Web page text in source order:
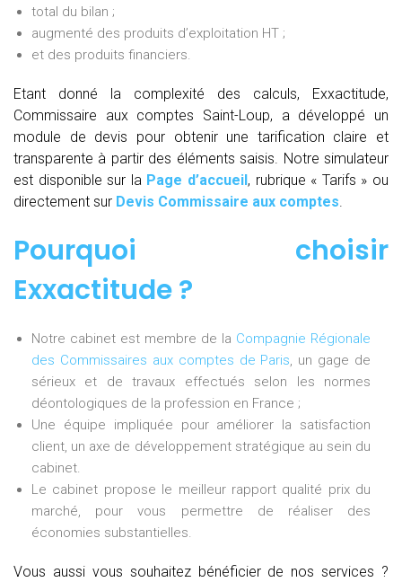
total du bilan ;
augmenté des produits d’exploitation HT ;
et des produits financiers.
Etant donné la complexité des calculs, Exxactitude,
Commissaire aux comptes Saint-Loup, a développé un
module de devis pour obtenir une tarification claire et
transparente à partir des éléments saisis. Notre simulateur
est disponible sur la Page d’accueil, rubrique « Tarifs » ou
directement sur Devis Commissaire aux comptes.
Pourquoi choisir
Exxactitude ?
Notre cabinet est membre de la Compagnie Régionale
des Commissaires aux comptes de Paris, un gage de
sérieux et de travaux effectués selon les normes
déontologiques de la profession en France ;
Une équipe impliquée pour améliorer la satisfaction
client, un axe de développement stratégique au sein du
cabinet.
Le cabinet propose le meilleur rapport qualité prix du
marché, pour vous permettre de réaliser des
économies substantielles.
Vous aussi vous souhaitez bénéficier de nos services ?